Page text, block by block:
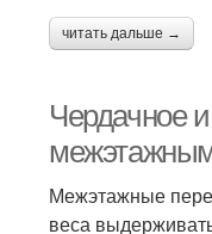
читать дальше →
Чердачное
Межэтажные
веса